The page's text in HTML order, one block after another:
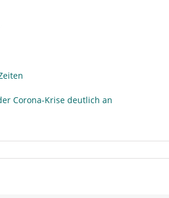
Corona-Krise deutlich an